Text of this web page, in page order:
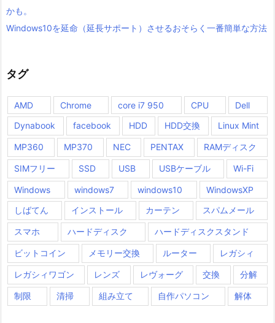
かも。
Windows10を延命（延長サポート）させるおそらく一番簡単な方法
タグ
AMD Chrome core i7 950 CPU
Dell
Dynabook
facebook HDD HDD交換 Linux Mint
MP360 MP370 NEC PENTAX RAMディスク
SIMフリー SSD USB USBケーブル Wi-Fi
Windows windows7 windows10
WindowsXP
しばてん
インストール カーテン スパムメール
スマホ ハードディスク ハードディスクスタンド
ビットコイン メモリー交換 ルーター レガシィ
レガシィワゴン レンズ レヴォーグ 交換 分解
制限 清掃 組み立て 自作パソコン 解体